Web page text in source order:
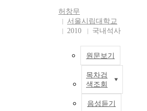
허창무
서울시립대학교
2010
국내석사
원문보기
목차검
색조회
음성듣기